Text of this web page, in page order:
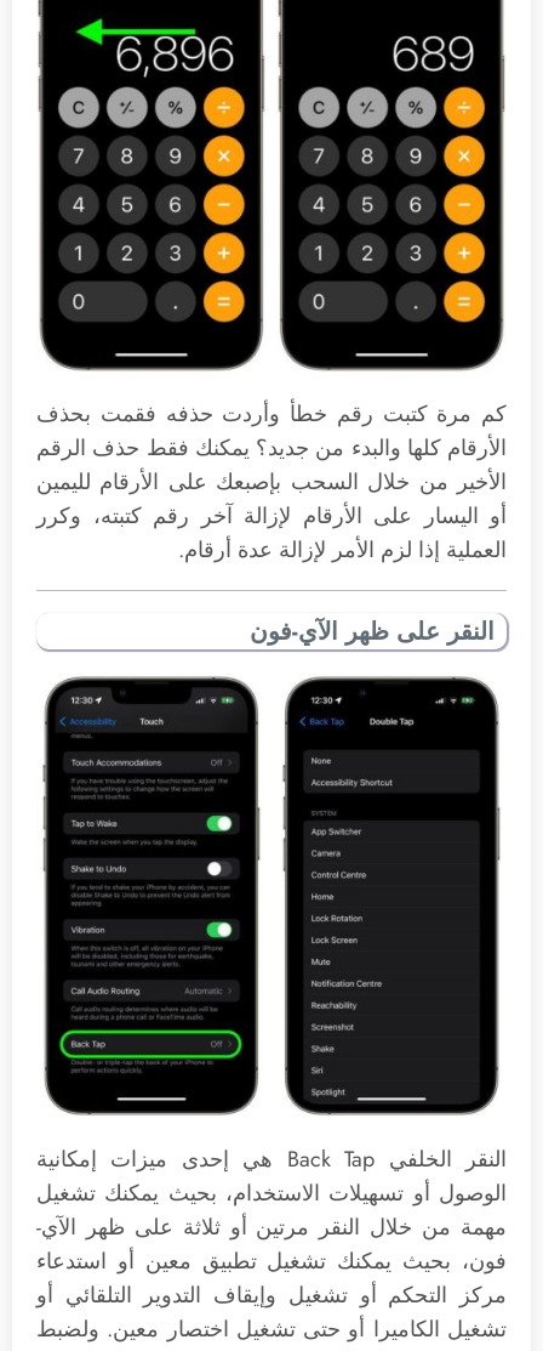
كم مرة كتبت رقم خطأ وأردت حذفه فقمت بحذف
الأرقام كلها والبدء من جديد؟ يمكنك فقط حذف الرقم
الأخير من خلال السحب بإصبعك على الأرقام لليمين
أو اليسار على الأرقام لإزالة آخر رقم كتبته، وكرر
العملية إذا لزم الأمر لإزالة عدة أرقام.
النقر على ظهر الآي-فون
النقر الخلفي Back Tap هي إحدى ميزات إمكانية
الوصول أو تسهيلات الاستخدام، بحيث يمكنك تشغيل
مهمة من خلال النقر مرتين أو ثلاثة على ظهر الآي-
فون، بحيث يمكنك تشغيل تطبيق معين أو استدعاء
مركز التحكم أو تشغيل وإيقاف التدوير التلقائي أو
تشغيل الكاميرا أو حتى تشغيل اختصار معين. ولضبط